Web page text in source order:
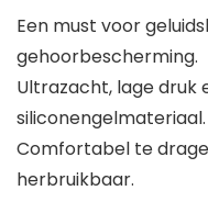
Een must voor
gehoorbescherming.
Ultrazacht, lage druk
siliconengelmateriaal.
Comfortabel te
herbruikbaar.